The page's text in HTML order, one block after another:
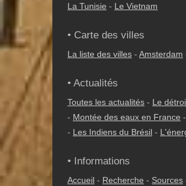
La Tunisie - Le Vietnam
• Carte des villes
La liste des villes - Amsterdam
• Actualités
Toutes les actualités - Le
- Montée des eaux en France -
- Les Indiens du Brésil -
• Informations
Accueil - Recherche - Sources